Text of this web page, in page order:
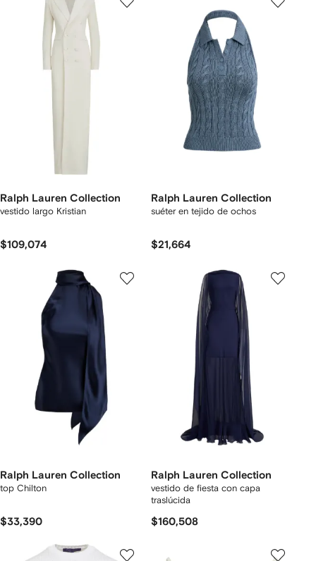
Ralph Lauren Collection
vestido largo Kristian
$109,074
Ralph Lauren Collection
suéter en tejido de ochos
$21,664
Ralph Lauren Collection
top Chilton
$33,390
Ralph Lauren Collection
vestido de fiesta con capa
traslúcida
$160,508